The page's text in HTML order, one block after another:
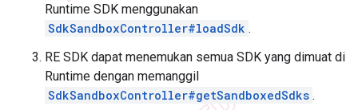
Runtime SDK menggunakan
SdkSandboxController#loadSdk .
RE SDK dapat menemukan semua SDK yang dimuat di
Runtime dengan memanggil
SdkSandboxController#getSandboxedSdks .